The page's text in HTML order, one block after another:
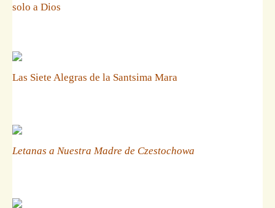
solo a Dios
Las Siete Alegras de la Santsima Mara
Letanas a Nuestra Madre de Czestochowa